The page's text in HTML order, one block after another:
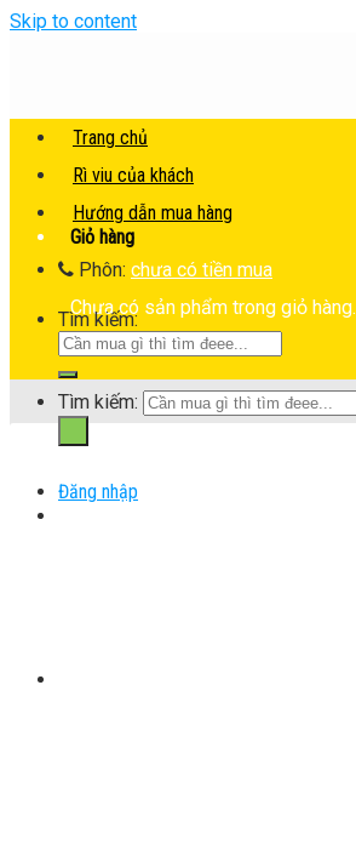
Skip to content
Giỏ hàng
Chưa có sản phẩm trong giỏ hàng.
Tìm kiếm:
Đăng nhập
Trang chủ
Rì viu của khách
Hướng dẫn mua hàng
Phôn: chưa có tiền mua
Tìm kiếm: